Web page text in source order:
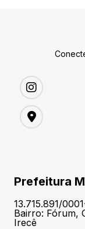
Prefeitura
13.715.891/
Bairro: Fórum,
Irecê